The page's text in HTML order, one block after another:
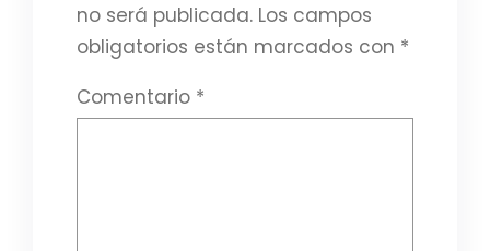
no será publicada. Los campos
obligatorios están marcados con *
Comentario *